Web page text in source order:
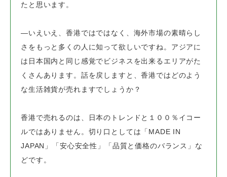
たと思います。
―いえいえ、香港ではではなく、海外市場の素晴らし
さをもっと多くの人に知って欲しいですね。 アジアに
は日本国内と同じ感覚でビジネスを出来るエリアがた
くさんあります。 話を戻しますと、香港ではどのよう
な生活雑貨が売れますでしょうか？
香港で売れるのは、日本のトレンドと１００％イコー
ルではありません。 切り口としては「MADE IN
JAPAN」「安心安全性」「品質と価格のバランス」な
どです。